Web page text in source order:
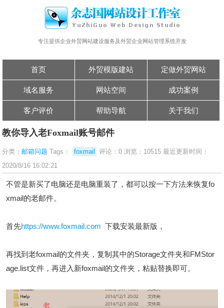
专注提供企业外贸网站建设服务及外贸企业网站管理系统开发
首页 外贸模版建站 定做外贸网站
域名服务 网站空间 成功案例
客户评价 帮助导航 关于我们
教你导入老Foxmail账号邮件
分类：邮箱问题 Tags： foxmail
评论：0 浏览：10515 最近更新时间：
2020/8/16 16:02:21
不管是新买了电脑还是电脑重装了，都可以按一下方法来恢复fo
xmail的老邮件。
首先https://www.foxmail.com 下载安装最新版，
再找到老foxmail的文件夹，复制其中的Storage文件夹和FMStor
age.list文件，再进入新foxmail的文件夹，粘贴替换即可。